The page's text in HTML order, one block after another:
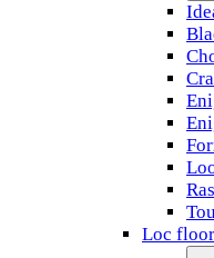
Loc floor